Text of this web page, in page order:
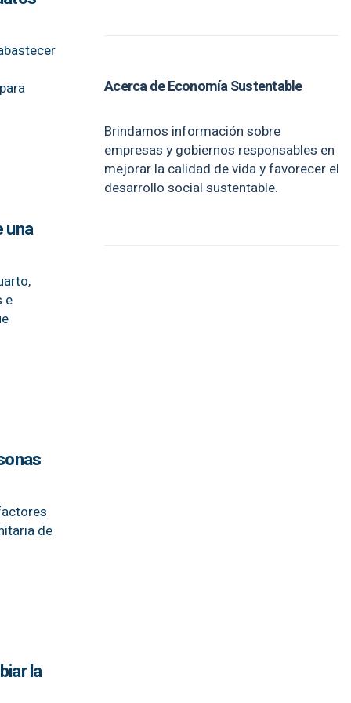
una
e
de
la
Acerca de Economía Sustentable
Brindamos información sobre
empresas y gobiernos responsables en
mejorar la calidad de vida y favorecer el
desarrollo social sustentable.